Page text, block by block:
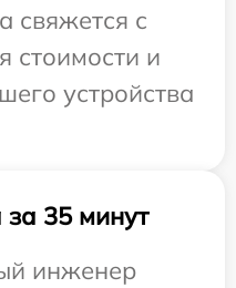
свяжется с
стоимости и
устройства
35 минут
инженер